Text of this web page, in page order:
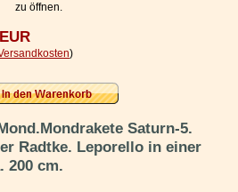
zu öffnen.
)
Saturn-5.
Radtke. Leporello in einer
200 cm.